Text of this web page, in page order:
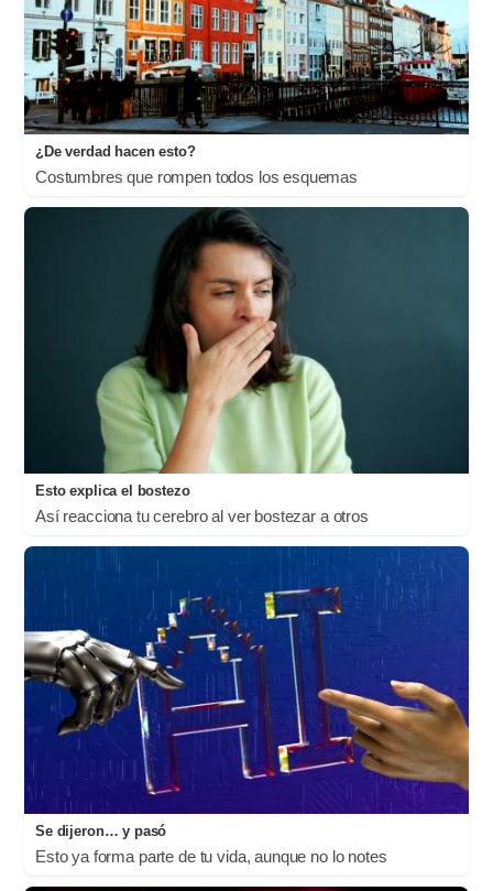
¿De verdad hacen esto?
Costumbres que rompen todos los esquemas
Esto explica el bostezo
Así reacciona tu cerebro al ver bostezar a otros
Se dijeron… y pasó
Esto ya forma parte de tu vida, aunque no lo notes